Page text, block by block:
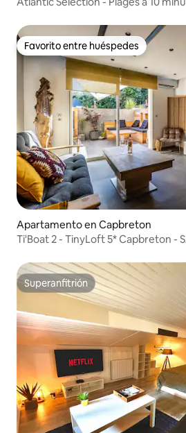
Favorito entre huéspedes
Favorito entre huéspedes
Apartamento en Capbreton
Ti'Boat 2 - TinyLoft 5* Capbreton -
Superanfitrión
Superanfitrión